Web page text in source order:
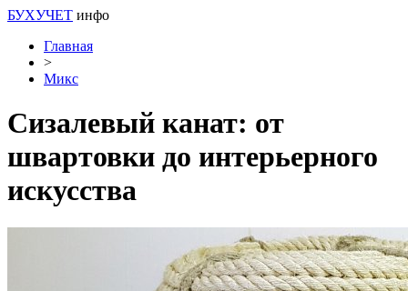
БУХУЧЕТ инфо
Главная
>
Микс
Сизалевый канат: от
швартовки до интерьерного
искусства